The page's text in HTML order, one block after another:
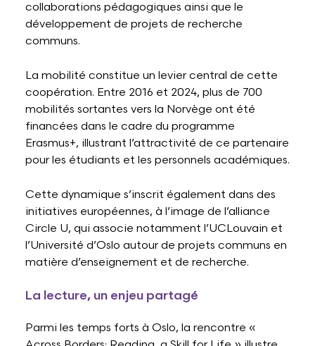
collaborations pédagogiques ainsi que le
développement de projets de recherche
communs.
La mobilité constitue un levier central de cette
coopération. Entre 2016 et 2024, plus de 700
mobilités sortantes vers la Norvège ont été
financées dans le cadre du programme
Erasmus+, illustrant l’attractivité de ce partenaire
pour les étudiants et les personnels académiques.
Cette dynamique s’inscrit également dans des
initiatives européennes, à l’image de l’alliance
Circle U, qui associe notamment l’UCLouvain et
l’Université d’Oslo autour de projets communs en
matière d’enseignement et de recherche.
La lecture, un enjeu partagé
Parmi les temps forts à Oslo, la rencontre «